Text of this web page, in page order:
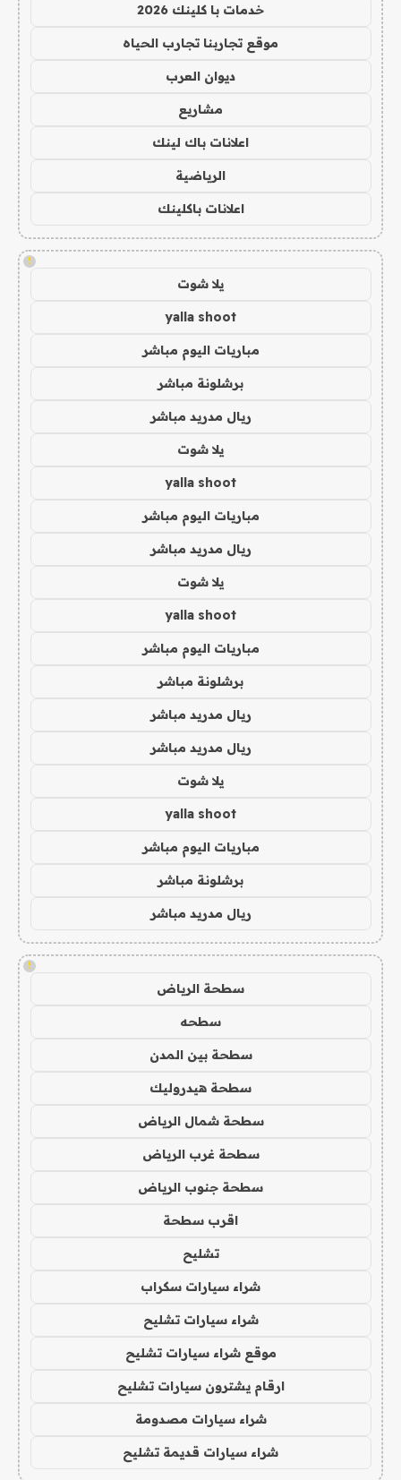
خدمات با كلينك 2026
موقع تجاربنا تجارب الحياه
ديوان العرب
مشاريع
اعلانات باك لينك
الرياضية
اعلانات باكلينك
!
يلا شوت
yalla shoot
مباريات اليوم مباشر
برشلونة مباشر
ريال مدريد مباشر
يلا شوت
yalla shoot
مباريات اليوم مباشر
ريال مدريد مباشر
يلا شوت
yalla shoot
مباريات اليوم مباشر
برشلونة مباشر
ريال مدريد مباشر
ريال مدريد مباشر
يلا شوت
yalla shoot
مباريات اليوم مباشر
برشلونة مباشر
ريال مدريد مباشر
!
سطحة الرياض
سطحه
سطحة بين المدن
سطحة هيدروليك
سطحة شمال الرياض
سطحة غرب الرياض
سطحة جنوب الرياض
اقرب سطحة
تشليح
شراء سيارات سكراب
شراء سيارات تشليح
موقع شراء سيارات تشليح
ارقام يشترون سيارات تشليح
شراء سيارات مصدومة
شراء سيارات قديمة تشليح